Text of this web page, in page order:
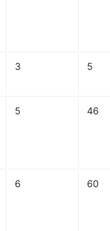
3 5
5 46
6 60